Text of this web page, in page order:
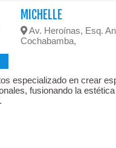
MICHELLE
Av. Heroínas, Esq.
Cochabamba,
especializado en crear
fusionando la